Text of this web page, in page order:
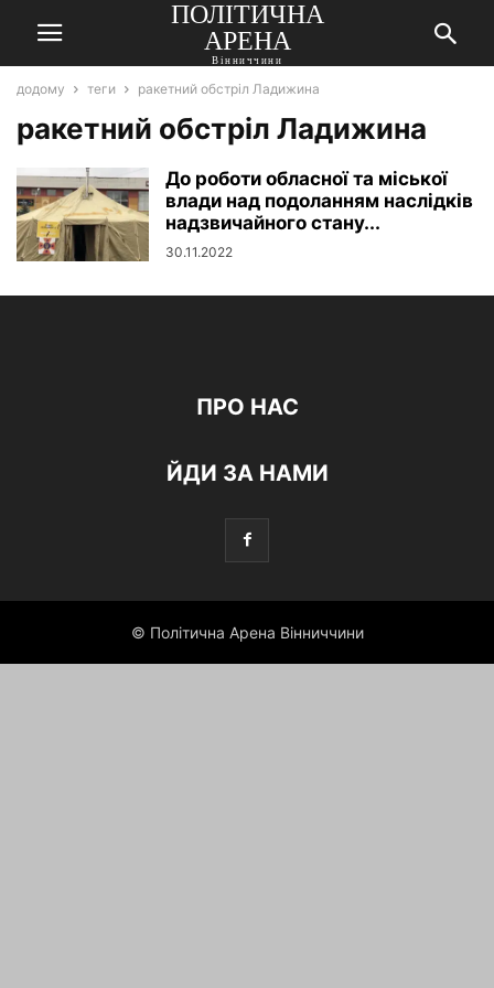
ПОЛІТИЧНА
АРЕНА
Вінниччини
додому теги ракетний обстріл Ладижина
ракетний обстріл Ладижина
До роботи обласної та міської
влади над подоланням наслідків
надзвичайного стану...
30.11.2022
ПРО НАС
ЙДИ ЗА НАМИ
© Політична Арена Вінниччини